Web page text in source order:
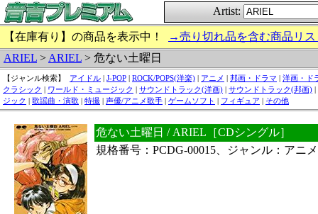
Artist:
【在庫有り】の商品を表示中！
→売り切れ品を含む商品リ
ARIEL > ARIEL > 危ない土曜日
【ジャンル検索】 アイドル | J-POP | ROCK/POPS(洋楽) | アニメ | 邦画・ドラマ | 洋画・ド
クラシック | ワールド・ミュージック | サウンドトラック(洋画) | サウンドトラック(邦画) |
ジック | 歌謡曲・演歌 | 特撮 | 声優/アニメ歌手 | ゲームソフト | フィギュア | その他
危ない土曜日 / ARIEL［CDシングル］
規格番号：PCDG-00015、ジャンル：アニメ